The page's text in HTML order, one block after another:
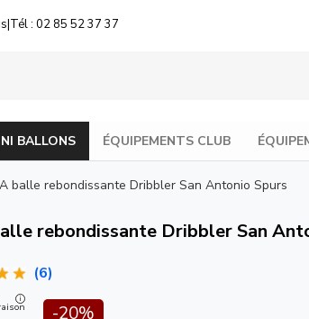
|Tél : 02 85 52 37 37
BALLONS ÉQUIPEMENTS CLUB
balle rebondissante Dribbler San Antonio Spurs
rebondissante Dribbler San
(6)
-20%